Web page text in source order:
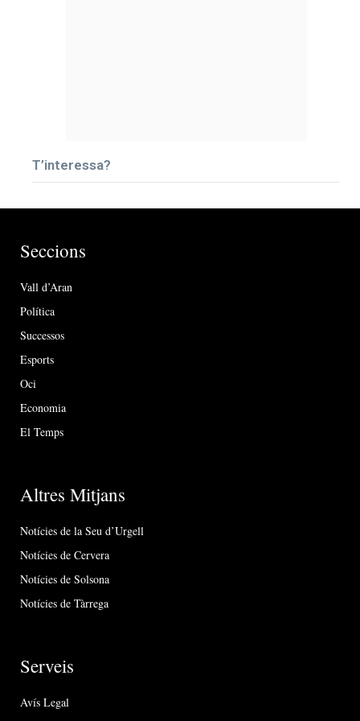
T’interessa?
Seccions
Vall d’Aran
Política
Successos
Esports
Oci
Economia
El Temps
Altres Mitjans
Notícies de la Seu d’Urgell
Notícies de Cervera
Notícies de Solsona
Notícies de Tàrrega
Serveis
Avís Legal